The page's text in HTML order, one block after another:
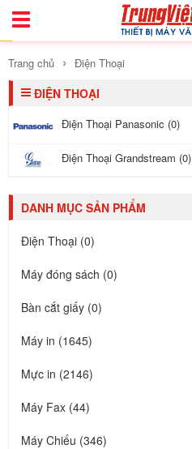
Toggle
Trang chủ › Điện Thoại
ĐIỆN THOẠI
Điện Thoại Panasonic (0)
Điện Thoại Grandstream (0)
DANH MỤC SẢN PHẨM
Điện Thoại (0)
Máy đóng sách (0)
Bàn cắt giấy (0)
Máy in (1645)
Mực in (2146)
Máy Fax (44)
Máy Chiếu (346)